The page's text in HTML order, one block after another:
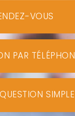
VOUS
PAR
SIMPLE